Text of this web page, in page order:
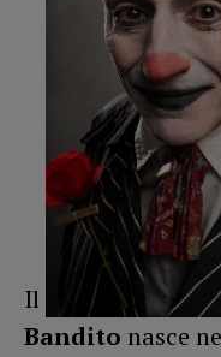
Il
Bandito nasce